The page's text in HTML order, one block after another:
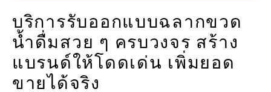
บริการรับออกแบบฉลากขวด
น้ำดื่มสวย ๆ ครบวงจร สร้าง
แบรนด์ให้โดดเด่น เพิ่มยอด
ขายได้จริง